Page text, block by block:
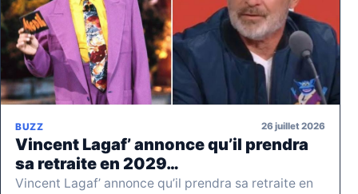
BUZZ 26 juillet 2026
Vincent Lagaf’ annonce qu’il prendra
sa retraite en 2029…
Vincent Lagaf’ annonce qu’il prendra sa retraite en